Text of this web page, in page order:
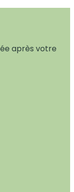
après votre